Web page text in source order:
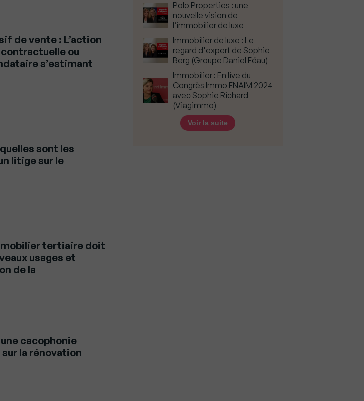
de vente : L’action
ou
s’estimant
sont les
litige sur le
tertiaire doit
usages et
de la
cacophonie
la rénovation
Polo Properties : une
nouvelle vision de
l’immobilier de luxe
Immobilier de luxe : Le
regard d'expert de Sophie
Berg (Groupe Daniel Féau)
Immobilier : En live du
Congrès Immo FNAIM 2024
avec Sophie Richard
(Viagimmo)
Voir la suite